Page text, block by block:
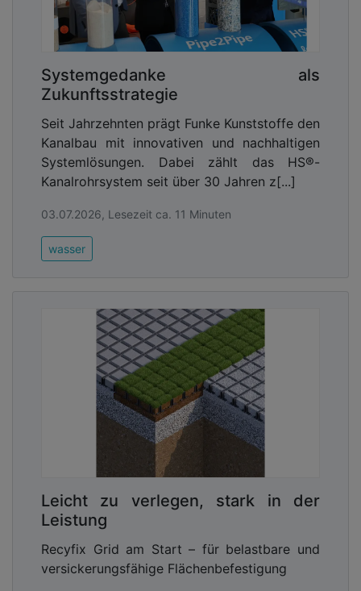
Systemgedanke als
Zukunftsstrategie
Seit Jahrzehnten prägt Funke Kunststoffe den
Kanalbau mit innovativen und nachhaltigen
Systemlösungen. Dabei zählt das HS®-
Kanalrohrsystem seit über 30 Jahren z[...]
03.07.2026, Lesezeit ca. 11 Minuten
wasser
Leicht zu verlegen, stark in der
Leistung
Recyfix Grid am Start – für belastbare und
versickerungsfähige Flächenbefestigung